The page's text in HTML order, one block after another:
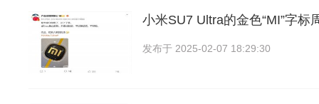
小米SU7 Ultra的金色“MI”字标
发布于 2025-02-07 18:29:30